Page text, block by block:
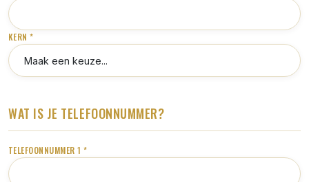
KERN *
WAT IS JE TELEFOONNUMMER?
TELEFOONNUMMER 1 *